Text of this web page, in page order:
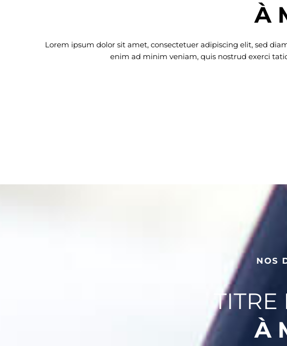
À
Lorem ipsum dolor sit amet, consectetuer adipiscing elit, sed
enim ad minim veniam, quis nostrud exerci
NOS
À